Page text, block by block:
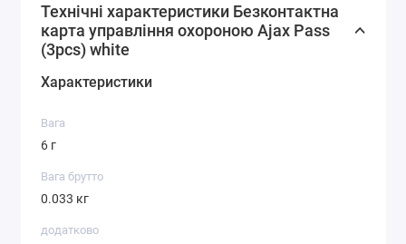
Технічні характеристики Безконтактна
карта управління охороною Ajax Pass
(3pcs) white
Характеристики
Вага
6 г
Вага брутто
0.033 кг
додатково